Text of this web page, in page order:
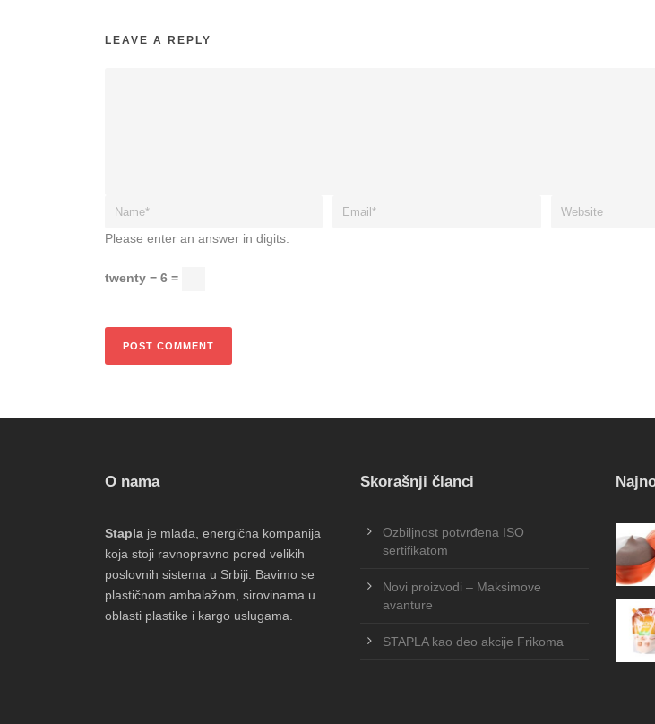
LEAVE A REPLY
Please enter an answer in digits:
twenty − 6 =
O nama
Stapla je mlada, energična kompanija
koja stoji ravnopravno pored velikih
poslovnih sistema u Srbiji. Bavimo se
plastičnom ambalažom, sirovinama u
oblasti plastike i kargo uslugama.
Skorašnji članci
Ozbiljnost potvrđena ISO
sertifikatom
Novi proizvodi – Maksimove
avanture
STAPLA kao deo akcije Frikoma